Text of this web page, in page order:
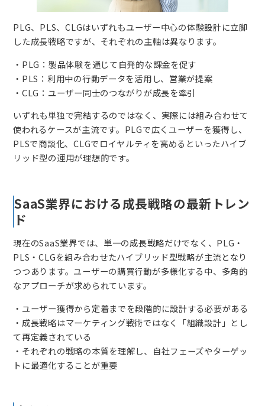
PLG、PLS、CLGはいずれもユーザー中心の体験設計に立脚
した成長戦略ですが、それぞれの主軸は異なります。
・PLG：製品体験を通じて自発的な課金を促す
・PLS：利用中の行動データを活用し、営業が提案
・CLG：ユーザー同士のつながりが成長を牽引
いずれも単独で完結するのではなく、実際には組み合わせて
使われるケースが主流です。PLGで広くユーザーを獲得し、
PLSで商談化、CLGでロイヤルティを高めるといったハイブ
リッド型の運用が理想的です。
SaaS業界における成長戦略の最新トレン
ド
現在のSaaS業界では、単一の成長戦略だけでなく、PLG・
PLS・CLGを組み合わせたハイブリッド型戦略が主流となり
つつあります。ユーザーの購買行動が多様化する中、多角的
なアプローチが求められています。
・ユーザー獲得から定着までを段階的に設計する必要がある
・成長戦略はマーケティング戦術ではなく「組織設計」とし
て再定義されている
・それぞれの戦略の本質を理解し、自社フェーズやターゲッ
トに最適化することが重要